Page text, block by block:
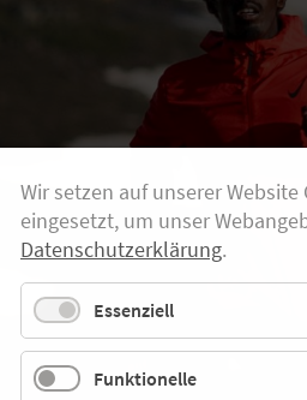
Wir setzen auf unserer
eingesetzt, um unser
Datenschutzerklärung.
Essenziell
Funktionelle